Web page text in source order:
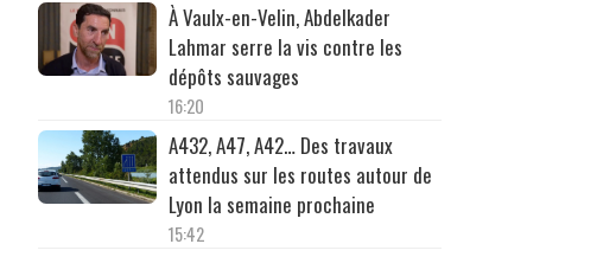
À Vaulx-en-Velin, Abdelkader
Lahmar serre la vis contre les
dépôts sauvages
16:20
A432, A47, A42… Des travaux
attendus sur les routes autour de
Lyon la semaine prochaine
15:42